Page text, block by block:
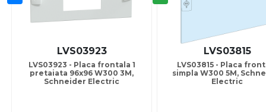
LVS03923
LVS03923 - Placa frontala 1
pretaiata 96x96 W300 3M,
Schneider Electric
LVS03815
LVS03815 - Placa
simpla W300 5M,
Electric